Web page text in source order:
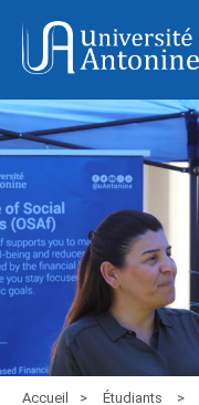
Accueil Étudiants